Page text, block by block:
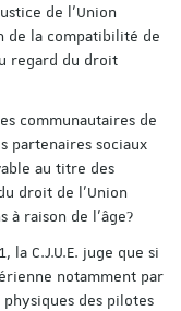
de l'Union
de la compatibilité de
regard du droit
communautaires de
partenaires sociaux
au titre des
droit de l'Union
à raison de l'âge?
la C.J.U.E. juge que si
notamment par
des pilotes